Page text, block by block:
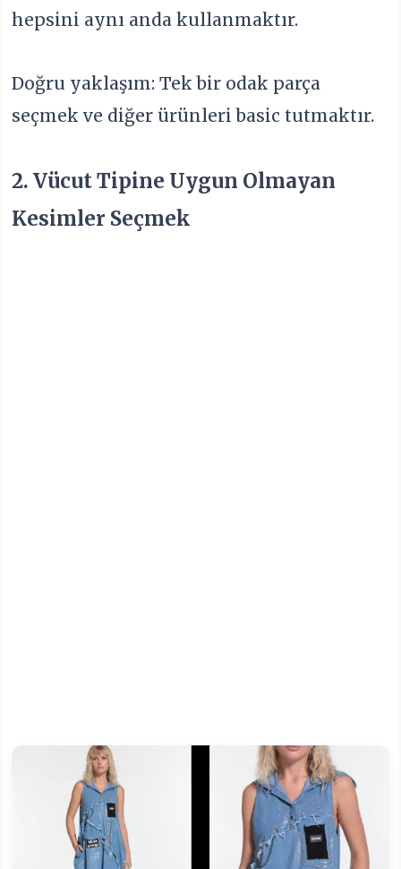
hepsini aynı anda kullanmaktır.
Doğru yaklaşım: Tek bir odak parça
seçmek ve diğer ürünleri basic tutmaktır.
2. Vücut Tipine Uygun Olmayan
Kesimler Seçmek